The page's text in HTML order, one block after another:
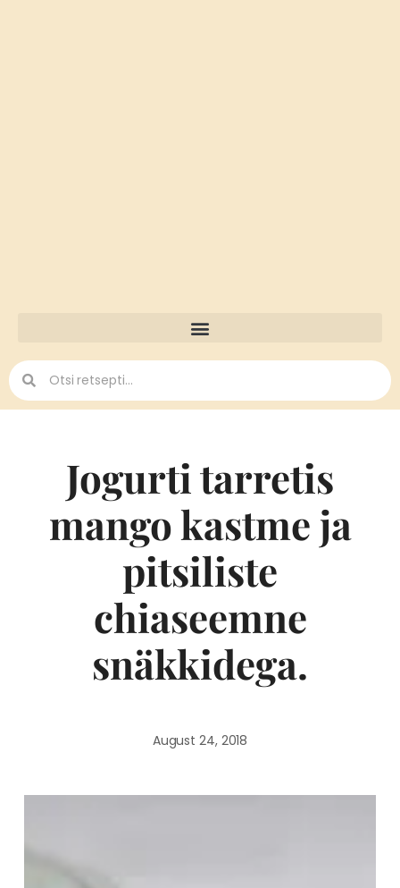
Jogurti tarretis
mango kastme ja
pitsiliste
chiaseemne
snäkkidega.
August 24, 2018